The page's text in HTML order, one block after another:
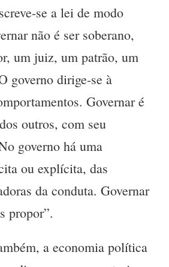
se a lei de modo
não é ser soberano,
um juiz, um patrão, um
governo dirige-se à
Governar é
outros, com seu
governo há uma
ou explícita, das
da conduta. Governar
propor”.
a economia política